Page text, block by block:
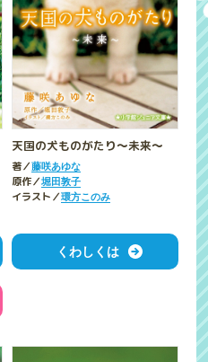
天国の犬ものがたり～未来～
著／藤咲あゆな
原作／堀田敦子
イラスト／環方このみ
くわしくは